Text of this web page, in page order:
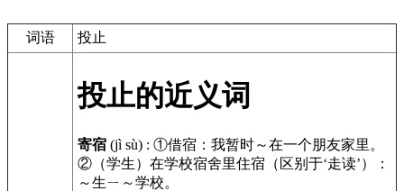
词语 投止
投止的近义词
寄宿 (jì sù) : ①借宿：我暂时～在一个朋友家里。
②（学生）在学校宿舍里住宿（区别于‘走读’）：
～生ㄧ～学校。